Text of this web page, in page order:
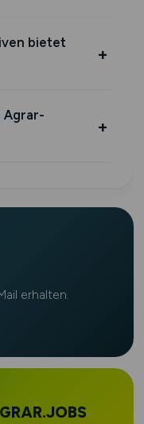
bietet
Agrar-
erhalten.